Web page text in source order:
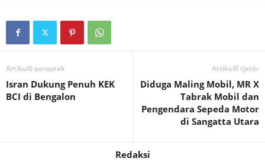
Artikulli paraprak
Isran Dukung Penuh KEK
BCI di Bengalon
Artikulli tjetër
Diduga Maling Mobil, MR X
Tabrak Mobil dan
Pengendara Sepeda Motor
di Sangatta Utara
Redaksi